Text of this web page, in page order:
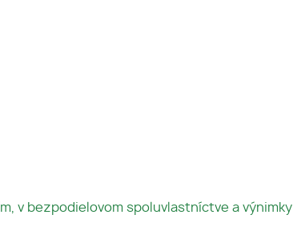
v bezpodielovom spoluvlastníctve a výnimky